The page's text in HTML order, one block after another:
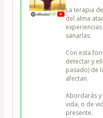
La terapia
del alma
sanarlas.
Con esta
detectar y
pasado) de
afectan.
Abordarás y
vida, o de
presente.